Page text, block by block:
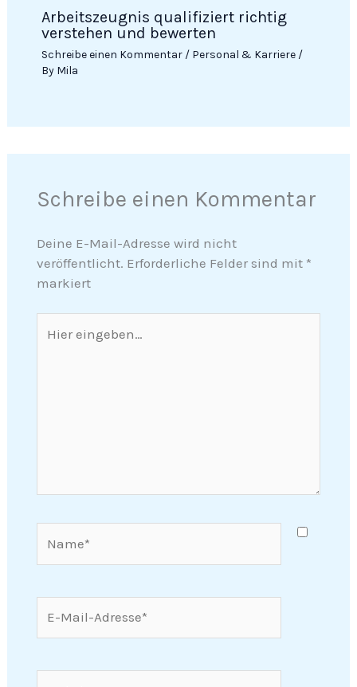
Arbeitszeugnis qualifiziert richtig
verstehen und bewerten
Schreibe einen Kommentar / Personal & Karriere/
By Mila
Schreibe einen Kommentar
Deine E-Mail-Adresse wird nicht
veröffentlicht. Erforderliche Felder sind mit *
markiert
eingeben…
Mail-